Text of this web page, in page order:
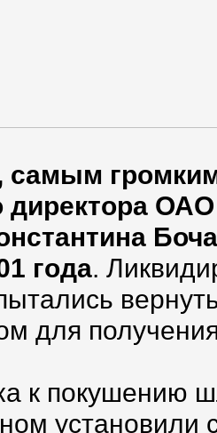
самым
директора
года.
для
к покушению
установили